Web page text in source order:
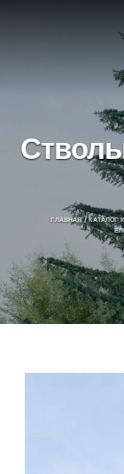
ГЛАВНАЯ/КАТАЛОГ